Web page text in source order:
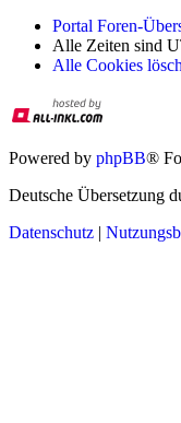
Portal Foren-
Alle Zeiten sind
Alle Cookies
Powered by phpBB®
Deutsche Übersetzung
Datenschutz